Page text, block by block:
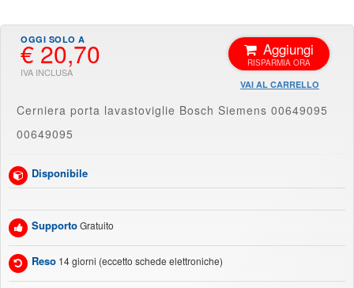
€ 20,70 Aggiungi
VAI AL CARRELLO
Cerniera porta lavastoviglie Bosch Siemens 00649095
00649095
Disponibile
SupportoGratuito
Reso 14 giorni (eccetto schede elettroniche)